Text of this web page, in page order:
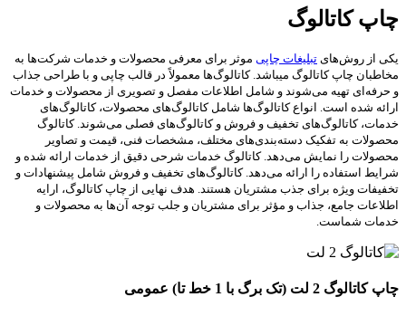
چاپ کاتالوگ
یکی از روش‌های تبلیغات چاپی موثر برای معرفی محصولات و خدمات شرکت‌ها به
مخاطبان چاپ کاتالوگ میباشد. کاتالوگ‌ها معمولاً در قالب چاپی و با طراحی جذاب
و حرفه‌ای تهیه می‌شوند و شامل اطلاعات مفصل و تصویری از محصولات و خدمات
ارائه شده است. انواع کاتالوگ‌ها شامل کاتالوگ‌های محصولات، کاتالوگ‌های
خدمات، کاتالوگ‌های تخفیف و فروش و کاتالوگ‌های فصلی می‌شوند. کاتالوگ
محصولات به تفکیک دسته‌بندی‌های مختلف، مشخصات فنی، قیمت و تصاویر
محصولات را نمایش می‌دهد. کاتالوگ خدمات شرحی دقیق از خدمات ارائه شده و
شرایط استفاده را ارائه می‌دهد. کاتالوگ‌های تخفیف و فروش شامل پیشنهادات و
تخفیفات ویژه برای جذب مشتریان هستند. هدف نهایی از چاپ کاتالوگ، ارایه
اطلاعات جامع، جذاب و مؤثر برای مشتریان و جلب توجه آن‌ها به محصولات و
خدمات شماست.
چاپ کاتالوگ 2 لت (تک برگ با 1 خط تا) عمومی